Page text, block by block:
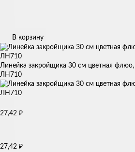
В корзину
Линейка закройщика 30 см цветная
ЛН710
27,42 ₽
27,42 ₽